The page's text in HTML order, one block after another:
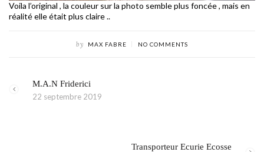
Voila l’original , la couleur sur la photo semble plus foncée , mais en
réalité elle était plus claire ..
by MAX FABRE NO COMMENTS
M.A.N Friderici
22 septembre 2019
Transporteur Ecurie Ecosse